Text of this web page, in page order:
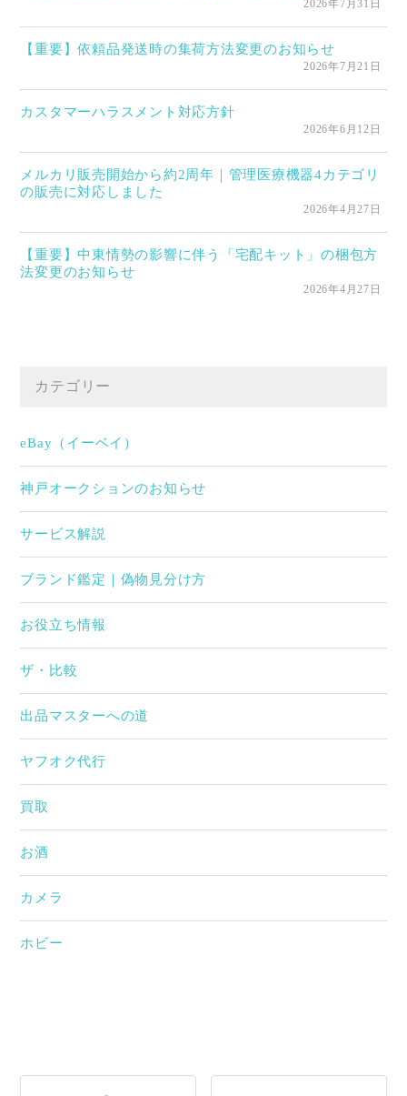
2026年7月31日
【重要】依頼品発送時の集荷方法変更のお知らせ
2026年7月21日
カスタマーハラスメント対応方針
2026年6月12日
メルカリ販売開始から約2周年｜管理医療機器4カテゴリ
の販売に対応しました
2026年4月27日
【重要】中東情勢の影響に伴う「宅配キット」の梱包方
法変更のお知らせ
2026年4月27日
カテゴリー
eBay（イーベイ）
神戸オークションのお知らせ
サービス解説
ブランド鑑定｜偽物見分け方
お役立ち情報
ザ・比較
出品マスターへの道
ヤフオク代行
買取
お酒
カメラ
ホビー